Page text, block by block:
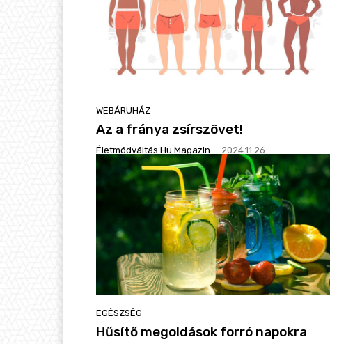
WEBÁRUHÁZ
Az a fránya zsírszövet!
Életmódváltás.hu Magazin - 2024.11.26.
EGÉSZSÉG
Hűsítő megoldások forró napokra